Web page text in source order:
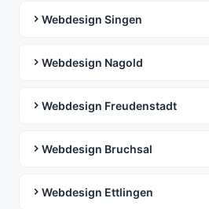
Webdesign Singen
Webdesign Nagold
Webdesign Freudenstadt
Webdesign Bruchsal
Webdesign Ettlingen